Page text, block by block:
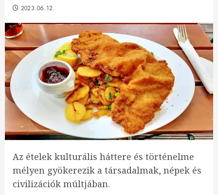
2023.06.12.
Az ételek kulturális háttere és történelme
mélyen gyökerezik a társadalmak, népek és
civilizációk múltjában.